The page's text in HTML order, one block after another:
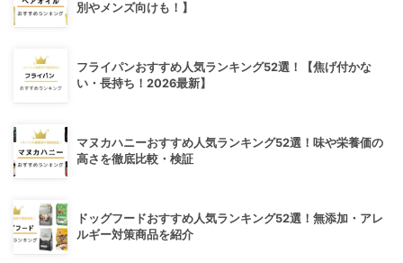
別やメンズ向けも！】
フライパンおすすめ人気ランキング52選！【焦げ付かな
い・長持ち！2026最新】
マヌカハニーおすすめ人気ランキング52選！味や栄養価の
高さを徹底比較・検証
ドッグフードおすすめ人気ランキング52選！無添加・アレ
ルギー対策商品を紹介